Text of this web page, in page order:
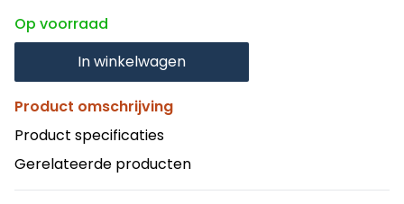
Op voorraad
In winkelwagen
Product omschrijving
Product specificaties
Gerelateerde producten